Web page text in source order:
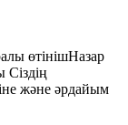
өтінішНазар
және әрдайым